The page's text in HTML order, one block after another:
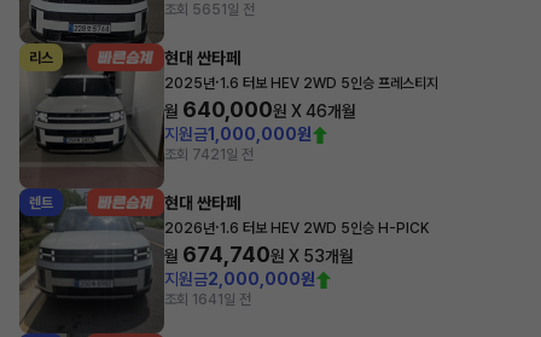
조회 5651일 전
리스 현대 싼타페
2025년·1.6 터보 HEV 2WD 5인승 프레스티지
월 640,000원 X46개월
지원금1,000,000원
조회 7421일 전
렌트 현대 싼타페
2026년·1.6 터보 HEV 2WD 5인승 H-PICK
월 674,740원 X 53개월
지원금2,000,000원
조회 1641일 전